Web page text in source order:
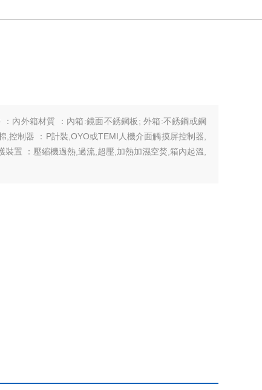
材質 ：內箱:鏡面不銹鋼板; 外箱:不銹鋼或鋼
控制器 ：P計裝,OYO或TEMI人機介面觸摸屏控制器,
置 ：壓縮機過熱,過流,超壓,加熱加濕空焚,箱內起溫,